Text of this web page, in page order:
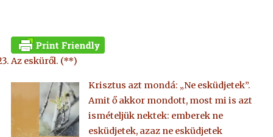
Az esküről. (**)
Krisztus azt mondá: „Ne esküdjetek”.
Amit ő akkor mondott, most mi is azt
ismételjük nektek: emberek ne
esküdjetek, azaz ne esküdjetek